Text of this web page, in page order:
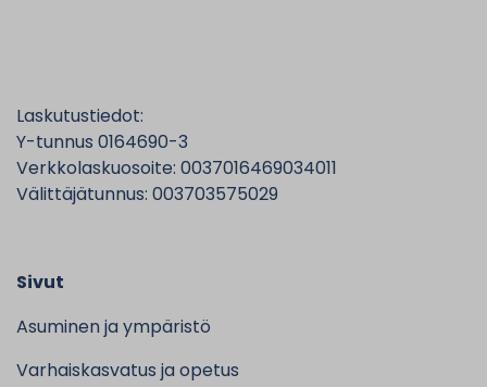
Laskutustiedot:
Y-tunnus 0164690-3
Verkkolaskuosoite: 0037016469034011
Välittäjätunnus: 003703575029
Sivut
Asuminen ja ympäristö
Varhaiskasvatus ja opetus